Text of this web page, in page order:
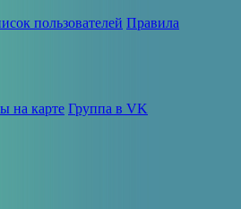
пользователей Правила
на карте Группа в VK